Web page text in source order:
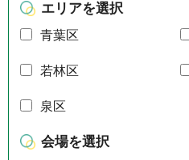
エリアを選択
青葉区
若林区
泉区
会場を選択